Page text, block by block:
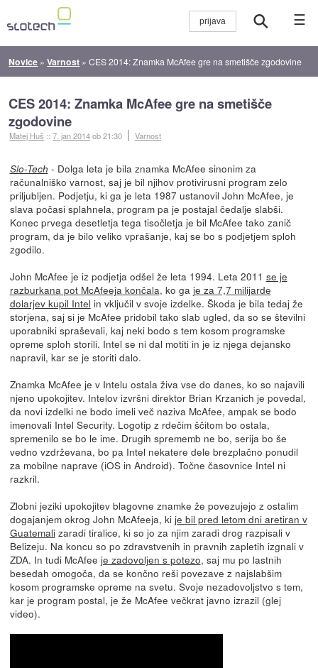
☰
Novice »Varnost »CES 2014: Znamka McAfee gre na smetišče zgodovine
CES 2014: Znamka McAfee gre na smetišče
zgodovine
Matej Huš ::7. jan 2014ob 21:30 Varnost
Slo-Tech - Dolga leta je bila znamka McAfee sinonim za
računalniško varnost, saj je bil njihov protivirusni program zelo
priljubljen. Podjetju, ki ga je leta 1987 ustanovil John McAfee, je
slava počasi splahnela, program pa je postajal čedalje slabši.
Konec prvega desetletja tega tisočletja je bil McAfee tako zanič
program, da je bilo veliko vprašanje, kaj se bo s podjetjem sploh
zgodilo.
John McAfee je iz podjetja odšel že leta 1994. Leta 2011 se je
razburkana pot McAfeeja končala, ko ga je za 7,7 milijarde
dolarjev kupil Intel in vključil v svoje izdelke. Škoda je bila tedaj že
storjena, saj si je McAfee pridobil tako slab ugled, da so se številni
uporabniki spraševali, kaj neki bodo s tem kosom programske
opreme sploh storili. Intel se ni dal motiti in je iz njega dejansko
napravil, kar se je storiti dalo.
Znamka McAfee je v Intelu ostala živa vse do danes, ko so najavili
njeno upokojitev. Intelov izvršni direktor Brian Krzanich je povedal,
da novi izdelki ne bodo imeli več naziva McAfee, ampak se bodo
imenovali Intel Security. Logotip z rdečim ščitom bo ostala,
spremenilo se bo le ime. Drugih sprememb ne bo, serija bo še
vedno vzdrževana, bo pa Intel nekatere dele brezplačno ponudil
za mobilne naprave (iOS in Android). Točne časovnice Intel ni
razkril.
Zlobni jeziki upokojitev blagovne znamke že povezujejo z ostalim
dogajanjem okrog John McAfeeja, ki je bil pred letom dni aretiran v
Guatemalizaradi tiralice, ki so jo za njim zaradi drog razpisali v
Belizeju. Na koncu so po zdravstvenih in pravnih zapletih izgnali v
ZDA. In tudi McAfee je zadovoljen s potezo, saj mu po lastnih
besedah omogoča, da se končno reši povezave z najslabšim
kosom programske opreme na svetu. Svoje nezadovoljstvo s tem,
kar je program postal, je že McAfee večkrat javno izrazil (glej
video).